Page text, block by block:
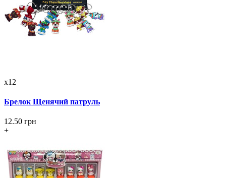
x12
Брелок Щенячий патруль
12.50 грн
+